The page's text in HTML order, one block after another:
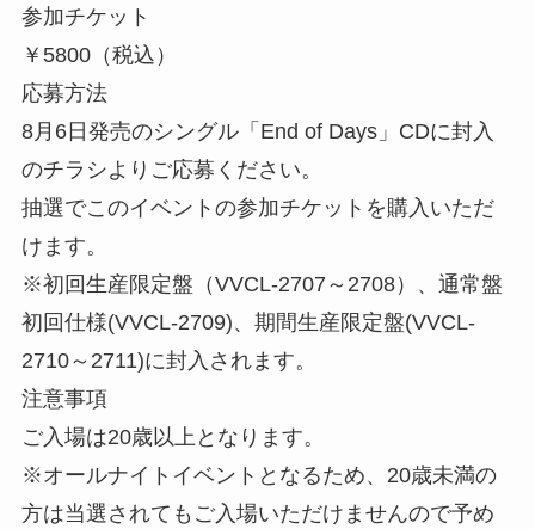
参加チケット
￥5800（税込）
応募方法
8月6日発売のシングル「End of Days」CDに封入
のチラシよりご応募ください。
抽選でこのイベントの参加チケットを購入いただ
けます。
※初回生産限定盤（VVCL-2707～2708）、通常盤
初回仕様(VVCL-2709)、期間生産限定盤(VVCL-
2710～2711)に封入されます。
注意事項
ご入場は20歳以上となります。
※オールナイトイベントとなるため、20歳未満の
方は当選されてもご入場いただけませんので予め